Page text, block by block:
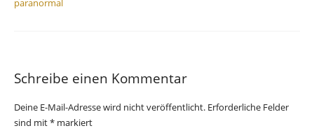
paranormal
Schreibe einen Kommentar
Deine E-Mail-Adresse wird nicht veröffentlicht. Erforderliche Felder
sind mit* markiert